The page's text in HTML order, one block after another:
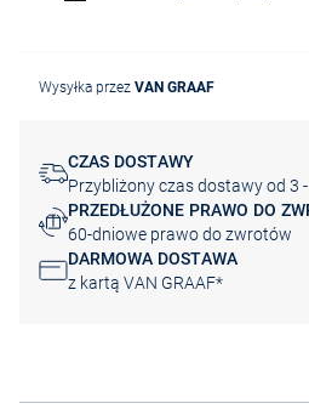
Wysyłka przez VAN GRAAF
CZAS DOSTAWY
Przybliżony czas dostawy od 3
PRZEDŁUŻONE PRAWO DO
60-dniowe prawo do zwrotów
DARMOWA DOSTAWA
z kartą VAN GRAAF*